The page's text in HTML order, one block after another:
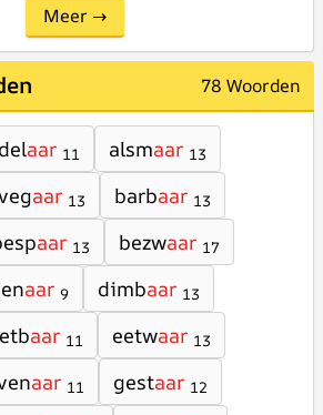
Meer →
78 Woorden
aar 11 alsmaar 13
aar 13 barbaar 13
aar 13 bezwaar 17
aar 9 dimbaar 13
aar 11 eetwaar 13
aar 11 gestaar 12